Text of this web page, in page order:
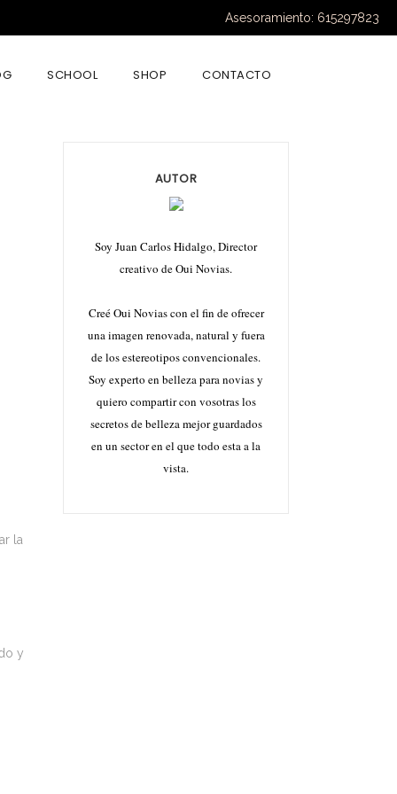
Asesoramiento: 615297823
SCHOOL SHOP CONTACTO
la
y
AUTOR
Soy Juan Carlos Hidalgo, Director
creativo de Oui Novias.
Creé Oui Novias con el fin de ofrecer
una imagen renovada, natural y fuera
de los estereotipos convencionales.
Soy experto en belleza para novias y
quiero compartir con vosotras los
secretos de belleza mejor guardados
en un sector en el que todo esta a la
vista.